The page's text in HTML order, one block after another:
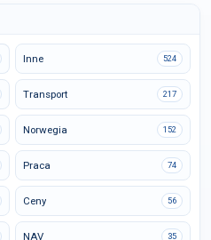
Inne 524
Transport 217
Norwegia 152
Praca 74
Ceny 56
NAV 35